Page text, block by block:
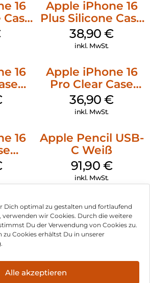
Dich optimal zu gestalten und fortlaufend
verwenden wir Cookies. Durch die weitere
Du der Verwendung von Cookies zu.
Cookies erhältst Du in unserer
Alle akzeptieren
16
Apple iPhone 16
Plus Silicone Case
MagSafe Denim
38,90€
inkl. MwSt.
16
Apple iPhone 16
Pro Clear Case
MagSafe
Transparent
36,90€
inkl. MwSt.
16
Apple Pencil USB-
C Weiß
91,90 €
inkl. MwSt.